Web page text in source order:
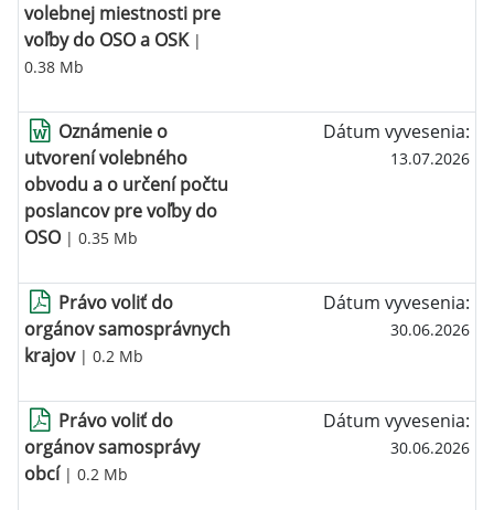
volebnej miestnosti pre
voľby do OSO a OSK|
0.38 Mb
Oznámenie o
utvorení volebného
obvodu a o určení počtu
poslancov pre voľby do
OSO| 0.35 Mb
Dátum vyvesenia:
13.07.2026
Právo voliť do
orgánov samosprávnych
krajov| 0.2 Mb
Dátum vyvesenia:
30.06.2026
Právo voliť do
orgánov samosprávy
obcí| 0.2 Mb
Dátum vyvesenia:
30.06.2026